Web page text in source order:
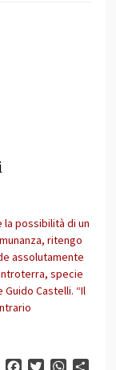
la possibilità di un
ritengo
assolutamente
specie
Castelli. “Il